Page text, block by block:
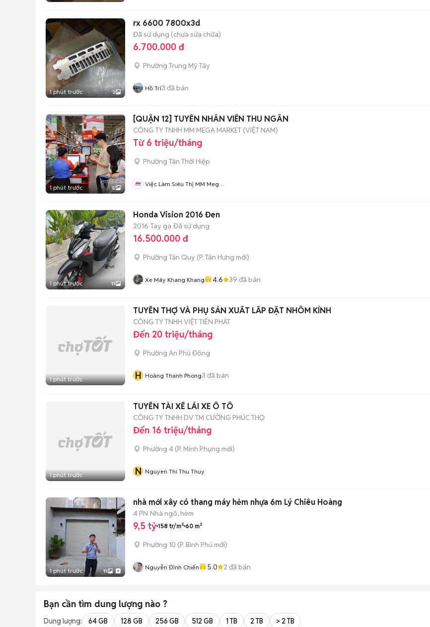
1 phút trước 3
rx 6600 7800x3d
Đã sử dụng (chưa sửa chữa)
6.700.000 đ
Phường Trung Mỹ Tây
Hồ Trí3 đã bán
1 phút trước 5
[QUẬN 12] TUYỂN NHÂN VIÊN THU NGÂN
CÔNG TY TNHH MM MEGA MARKET (VIỆT NAM)
Từ 6 triệu/tháng
Phường Tân Thới Hiệp
Việc Làm Siêu Thị MM Mega
1 phút trước 11
Honda Vision 2016 Đen
2016 Tay ga Đã sử dụng
16.500.000 đ
Phường Tân Quy (P. Tân Hưng mới)
Xe Máy Khang Khang 4.6 39 đã bán
1 phút trước
TUYỂN THỢ VÀ PHỤ SẢN XUẤT LẮP ĐẶT NHÔM KÍNH
CÔNG TY TNHH VIỆT TIẾN PHÁT
Đến 20 triệu/tháng
Phường An Phú Đông
H Hoàng Thanh Phong3 đã bán
1 phút trước
TUYỂN TÀI XẾ LÁI XE Ô TÔ
CÔNG TY TNHH DV TM CƯỜNG PHÚC THỌ
Đến 16 triệu/tháng
Phường 4 (P. Minh Phụng mới)
N Nguyen Thi Thu Thuy
1 phút trước 11
nhà mới xây có thang máy hẻm nhựa 6m Lý Chiêu Hoàng
4 PN Nhà ngõ, hẻm
9,5 tỷ 158 tr/m² 60 m²
Phường 10 (P. Bình Phú mới)
Nguyễn Đình Chiến 5.0 2 đã bán
Bạn cần tìm dung lượng nào ?
Dung lượng: 64 GB 128 GB 256 GB 512 GB 1 TB 2 TB > 2 TB